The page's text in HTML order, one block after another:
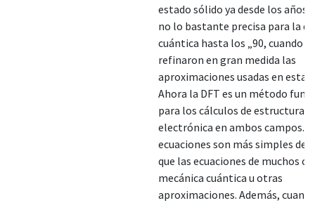
estado sólido ya desde los años
no lo bastante precisa para la
cuántica hasta los „90, cuando se
refinaron en gran medida las
aproximaciones usadas en esta
Ahora la DFT es un método
para los cálculos de estructura
electrónica en ambos campos.
ecuaciones son más simples de
que las ecuaciones de muchos
mecánica cuántica u otras
aproximaciones. Además,